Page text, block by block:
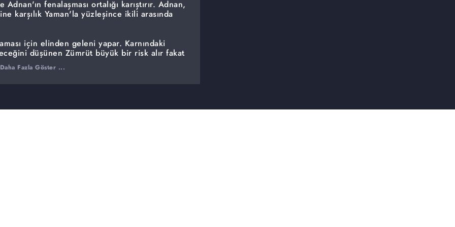
fenalaşması ortalığı karıştırır. Adnan,
karşılık Yaman'la yüzleşince ikili arasında
için elinden geleni yapar. Karnındaki
düşünen Zümrüt büyük bir risk alır fakat
almaya zorlar.
Daha Fazla Göster ...